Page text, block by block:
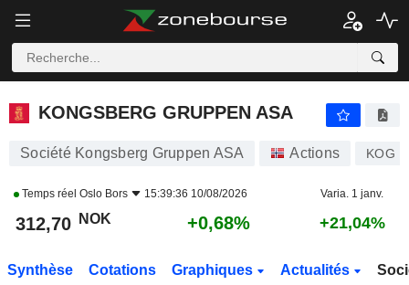
KONGSBERG GRUPPEN ASA
Société Kongsberg Gruppen ASA Actions KOG
Temps réel Oslo Bors 15:39:36 10/08/2026 Varia. 1 janv.
312,70 NOK +0,68% +21,04%
Synthèse Cotations Graphiques Actualités